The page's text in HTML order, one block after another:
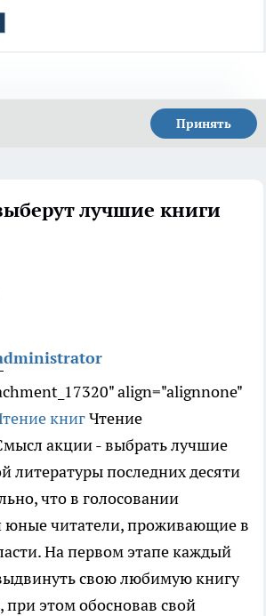
Принять
лучшие книги
align="alignnone"
Чтение
акции - выбрать лучшие
литературы последних десяти
что в голосовании
юные читатели, проживающие в
На первом этапе каждый
свою любимую книгу
при этом обосновав свой